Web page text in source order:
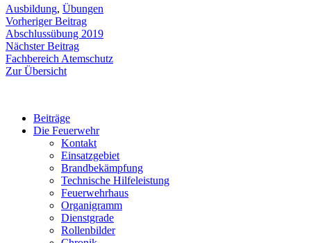
Ausbildung, Übungen
Beitragsnavigation
Vorheriger BeitragVorheriger
Beitrag:
Abschlussübung 2019
Nächster BeitragNächster
Beitrag:
Fachbereich Atemschutz
Zur Übersicht
Beiträge
Die Feuerwehr
Kontakt
Einsatzgebiet
Brandbekämpfung
Technische Hilfeleistung
Feuerwehrhaus
Organigramm
Dienstgrade
Rollenbilder